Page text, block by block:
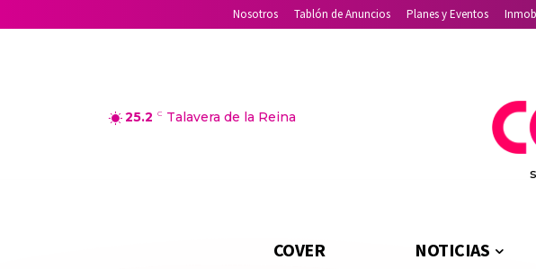
Nosotros Tablón de Anuncios Planes y Eventos
25.2 C Talavera de la Reina
COVER NOTICIAS